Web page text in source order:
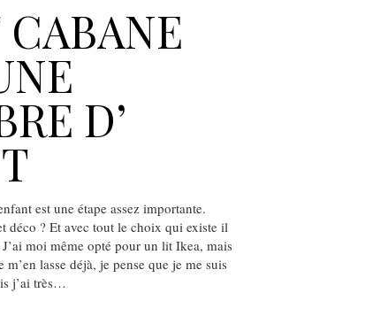
D’
est une étape assez importante.
déco ? Et avec tout le choix qui existe il
moi même opté pour un lit Ikea, mais
lasse déjà, je pense que je me suis
j’ai très…